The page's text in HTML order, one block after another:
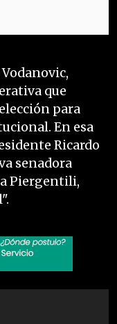
que
para
En esa
Ricardo
senadora
Piergentili,